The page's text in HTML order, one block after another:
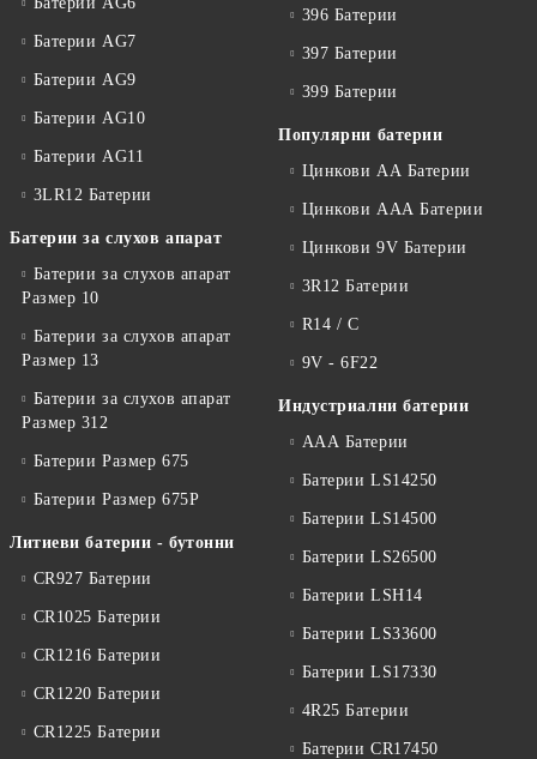
Батерии AG7
Батерии AG9
Батерии AG10
Батерии AG11
3LR12 Батерии
Батерии за слухов апарат
Батерии за слухов апарат
Размер 10
Батерии за слухов апарат
Размер 13
Батерии за слухов апарат
Размер 312
Батерии Размер 675
Батерии Размер 675P
Литиеви батерии - бутонни
CR927 Батерии
CR1025 Батерии
CR1216 Батерии
CR1220 Батерии
CR1225 Батерии
396 Батерии
397 Батерии
399 Батерии
Популярни батерии
Цинкови АА Батерии
Цинкови ААА Батерии
Цинкови 9V Батерии
3R12 Батерии
R14 / C
9V - 6F22
Индустриални батерии
ААА Батерии
Батерии LS14250
Батерии LS14500
Батерии LS26500
Батерии LSH14
Батерии LS33600
Батерии LS17330
4R25 Батерии
Батерии CR17450